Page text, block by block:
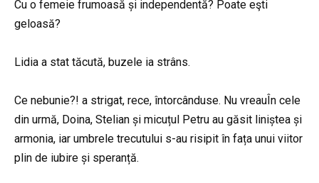
Cu o femeie frumoasă și independentă? Poate eşti
geloasă?
Lidia a stat tăcută, buzele ia strâns.
Ce nebunie?! a strigat, rece, întorcânduse. Nu vreauÎn cele
din urmă, Doina, Stelian și micuțul Petru au găsit liniștea și
armonia, iar umbrele trecutului s-au risipit în fața unui viitor
plin de iubire și speranță.